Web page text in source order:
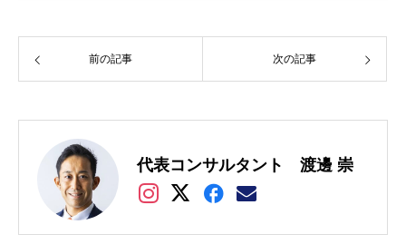
前の記事 次の記事
代表コンサルタント 渡邊 崇